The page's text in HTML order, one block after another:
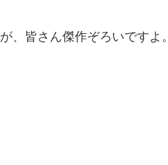
、皆さん傑作ぞろいですよ。